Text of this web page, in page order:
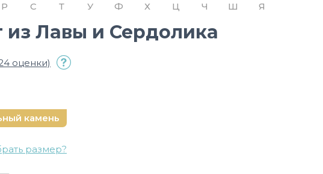
Р С Т У Ф Х Ц Ч Ш Я
из Лавы и Сердолика
оценки)
камень
размер?